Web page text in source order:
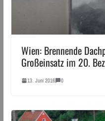
Wien: Brennende
Großeinsatz im 20.
13. Juni 2016 0